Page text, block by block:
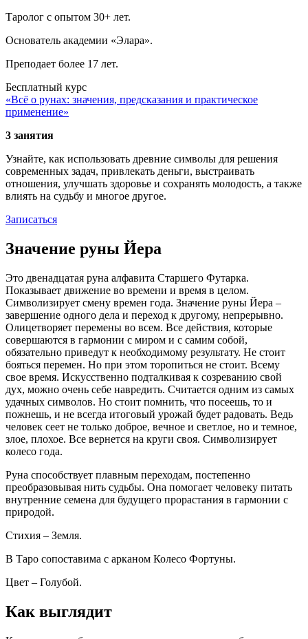
Таролог с опытом 30+ лет.
Основатель академии «Элара».
Преподает более 17 лет.
Бесплатный курс
«Всё о рунах: значения, предсказания и практическое
применение»
3 занятия
Узнайте, как использовать древние символы для решения
современных задач, привлекать деньги, выстраивать
отношения, улучшать здоровье и сохранять молодость, а также
влиять на судьбу и многое другое.
Записаться
Значение руны Йера
Это двенадцатая руна алфавита Старшего Футарка.
Показывает движение во времени и время в целом.
Символизирует смену времен года. Значение руны Йера –
завершение одного дела и переход к другому, непрерывно.
Олицетворяет перемены во всем. Все действия, которые
совершаются в гармонии с миром и с самим собой,
обязательно приведут к необходимому результату. Не стоит
бояться перемен. Но при этом торопиться не стоит. Всему
свое время. Искусственно подталкивая к созреванию свой
дух, можно очень себе навредить. Считается одним из самых
удачных символов. Но стоит помнить, что посеешь, то и
пожнешь, и не всегда итоговый урожай будет радовать. Ведь
человек сеет не только доброе, вечное и светлое, но и темное,
злое, плохое. Все вернется на круги своя. Символизирует
колесо года.
Руна способствует плавным переходам, постепенно
преобразовывая нить судьбы. Она помогает человеку питать
внутренние семена для будущего прорастания в гармонии с
природой.
Стихия – Земля.
В Таро сопоставима с арканом Колесо Фортуны.
Цвет – Голубой.
Как выглядит